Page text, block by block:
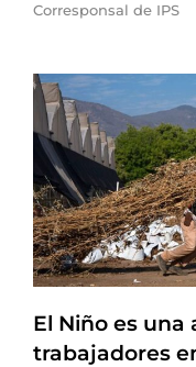
Corresponsal de IPS
El Niño es una
trabajadores